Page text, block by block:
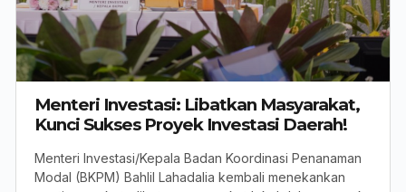
Menteri Investasi: Libatkan Masyarakat,
Kunci Sukses Proyek Investasi Daerah!
Menteri Investasi/Kepala Badan Koordinasi Penanaman
Modal (BKPM) Bahlil Lahadalia kembali menekankan